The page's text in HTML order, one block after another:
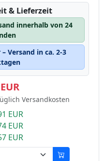
& Lieferzeit
innerhalb von 24
Versand in ca. 2-3
Versandkosten
EUR
EUR
EUR